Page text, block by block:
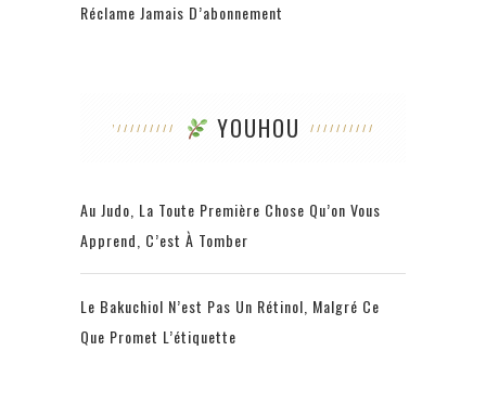
Réclame Jamais D’abonnement
YOUHOU
Au Judo, La Toute Première Chose Qu’on Vous
Apprend, C’est À Tomber
Le Bakuchiol N’est Pas Un Rétinol, Malgré Ce
Que Promet L’étiquette